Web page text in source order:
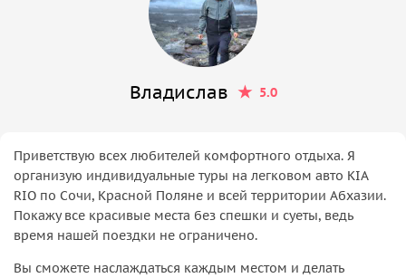
Владислав 5.0
Приветствую всех любителей комфортного отдыха. Я
организую индивидуальные туры на легковом авто KIA
RIO по Сочи, Красной Поляне и всей территории Абхазии.
Покажу все красивые места без спешки и суеты, ведь
время нашей поездки не ограничено.
Вы сможете наслаждаться каждым местом и делать